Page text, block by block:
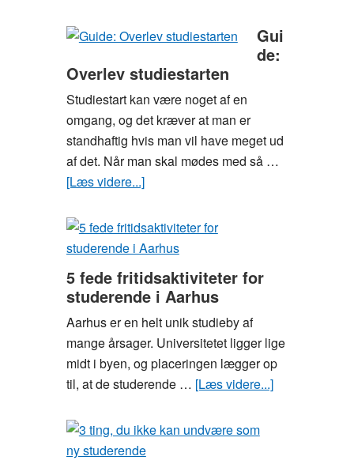
holder
den
perfekte
studiefest
Gui
de:
Overlev studiestarten
Studiestart kan være noget af en
omgang, og det kræver at man er
standhaftig hvis man vil have meget ud
af det. Når man skal mødes med så …
[Læs videre...]om
Overlev
studiestarten
5 fede fritidsaktiviteter for
studerende i Aarhus
Aarhus er en helt unik studieby af
mange årsager. Universitetet ligger lige
midt i byen, og placeringen lægger op
til, at de studerende … [Læs videre...]om